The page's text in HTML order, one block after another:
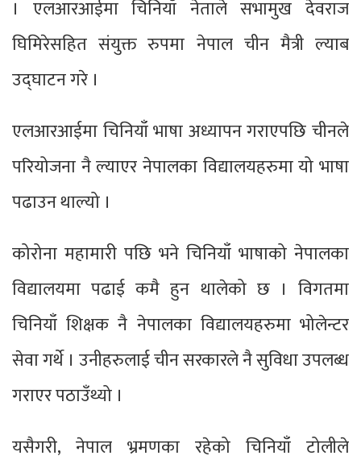
। एलआरआईमा चिनियाँ नेताले सभामुख देवराज
घिमिरेसहित संयुक्त रुपमा नेपाल चीन मैत्री ल्याब
उद्घाटन गरे ।
एलआरआईमा चिनियाँ भाषा अध्यापन गराएपछि चीनले
परियोजना नै ल्याएर नेपालका विद्यालयहरुमा यो भाषा
पढाउन थाल्यो ।
कोरोना महामारी पछि भने चिनियाँ भाषाको नेपालका
विद्यालयमा पढाई कमै हुन थालेको छ । विगतमा
चिनियाँ शिक्षक नै नेपालका विद्यालयहरुमा भोलेन्टर
सेवा गर्थे । उनीहरुलाई चीन सरकारले नै सुविधा उपलब्ध
गराएर पठाउँथ्यो ।
यसैगरी, नेपाल भ्रमणका रहेको चिनियाँ टोलीले